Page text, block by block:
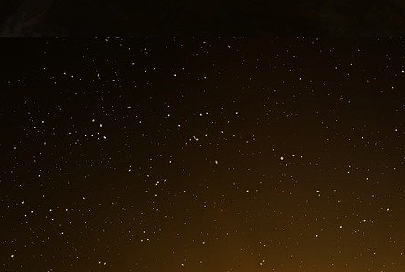
Canada to discuss our common responsibility to create a
world of today. They will begin leaving next week.
The delegations will be headed by three men on this
Deputies of the State Department, the Defense
an ongoing process of consultation, involving many
Secretaries.
These will be real consultations. We are not presenting
made. We look forward to hearing their views, the views of
We will seek their input on all the issues surrounding the
other interested states, including China and Russia.
a new foundation for world peace and security in the 21st